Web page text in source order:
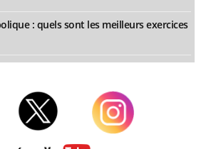
: quels sont les meilleurs exercices